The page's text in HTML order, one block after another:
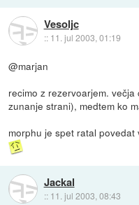
Vesoljc
:: 11. jul 2003, 01:19
@marjan
recimo z rezervoarjem.
zunanje strani), medtem ko
morphu je spet ratal
Jackal
:: 11. jul 2003, 08:43